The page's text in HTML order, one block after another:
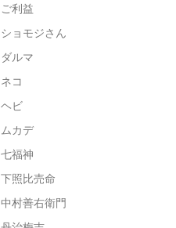
ご利益
ショモジさん
ダルマ
ネコ
ヘビ
ムカデ
七福神
下照比売命
中村善右衛門